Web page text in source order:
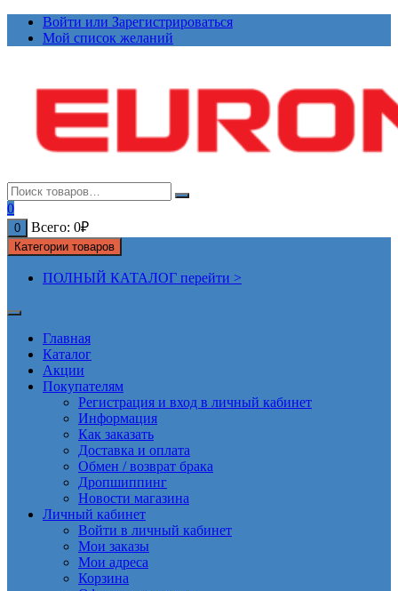
ПерейтиВойти или Зарегистрироваться
Мой список желаний
0
0 Всего: 0₽
Категории товаров
ПОЛНЫЙ КАТАЛОГ перейти >
Главная
Каталог
Акции
Покупателям
Регистрация и вход в личный кабинет
Информация
Как заказать
Доставка и оплата
Обмен / возврат брака
Дропшиппинг
Новости магазина
Личный кабинет
Войти в личный кабинет
Мои заказы
Мои адреса
Корзина